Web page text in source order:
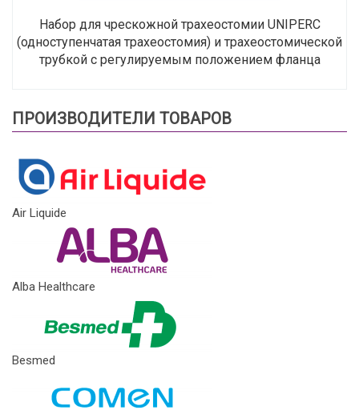
Набор для чрескожной трахеостомии UNIPERC
(одноступенчатая трахеостомия) и трахеостомической
трубкой с регулируемым положением фланца
ПРОИЗВОДИТЕЛИ ТОВАРОВ
Air Liquide
Alba Healthcare
Besmed